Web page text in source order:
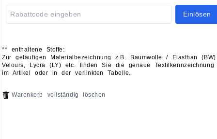
Einlösen
** enthaltene Stoffe:
Zur geläufigen Materialbezeichnung z.B. Baumwolle / Elasthan (BW)
Velours, Lycra (LY) etc. finden Sie die genaue Textilkennzeichnung
im Artikel oder in der verlinkten Tabelle.
Warenkorb vollständig löschen